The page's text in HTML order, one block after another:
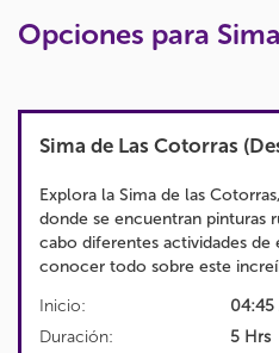
Opciones para
Sima de Las Cotorras
Explora la Sima de las
donde se encuentran pinturas
cabo diferentes actividades
conocer todo sobre este
Inicio:
Duración:
04:45
5 Hrs